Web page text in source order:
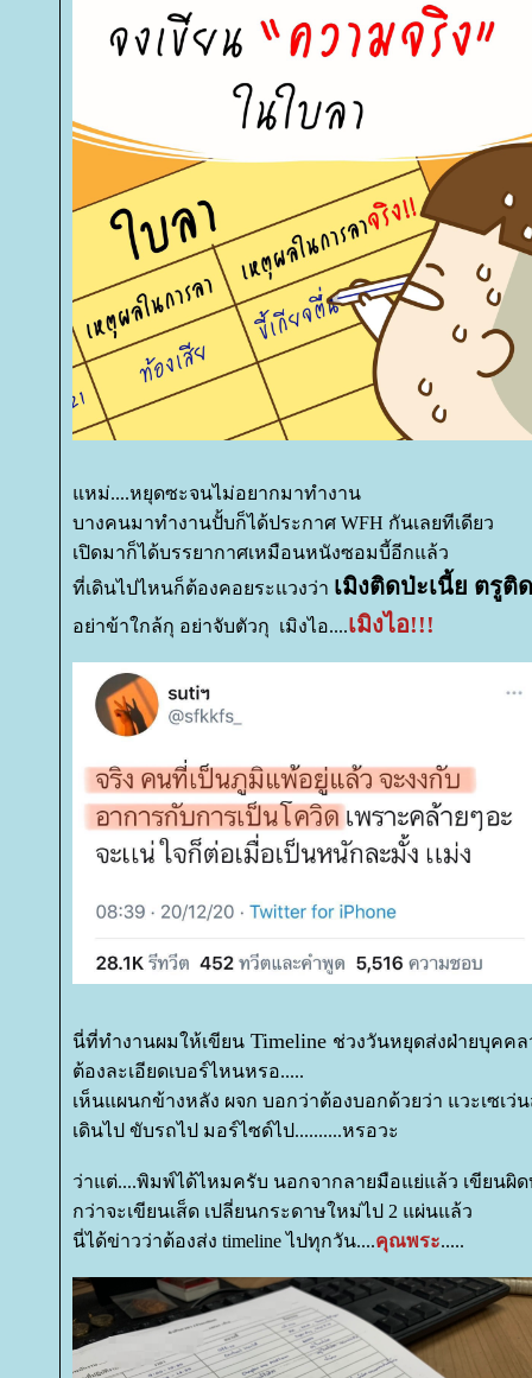
หม่....หยุดซะจนไม่อยากมาทำงาน
บางคนมาทำงานปั้บก็ได้ประกาศ WFH กันเลยทีเดียว
เปิดมาก็ได้บรรยากาศเหมือนหนังซอมบี้อีกแล้ว
ที่เดินไปไหนก็ต้องคอยระแวงว่า เมิงติดป่ะเนี้ย ตรูติ
อย่าข้าใกล้กุ อย่าจับตัวกุ เมิงไอ....เมิงไอ!!!
นี่ที่ทำงานผมให้เขียน Timeline ช่วงวันหยุดส่งฝ่ายบุคค
ต้องละเอียดเบอร์ไหนหรอ.....
เห็นแผนกข้างหลัง ผจก บอกว่าต้องบอกด้วยว่า แวะเซเว่
เดินไป ขับรถไป มอร์ไซด์ไป..........หรอวะ
ว่าแต่....พิมพ์ได้ไหมครับ นอกจากลายมือแย่แล้ว เขียนผิด
กว่าจะเขียนเส็ด เปลี่ยนกระดาษใหม่ไป 2 แผ่นแล้ว
นี่ได้ข่าวว่าต้องส่ง timeline ไปทุกวัน....คุณพระ.....